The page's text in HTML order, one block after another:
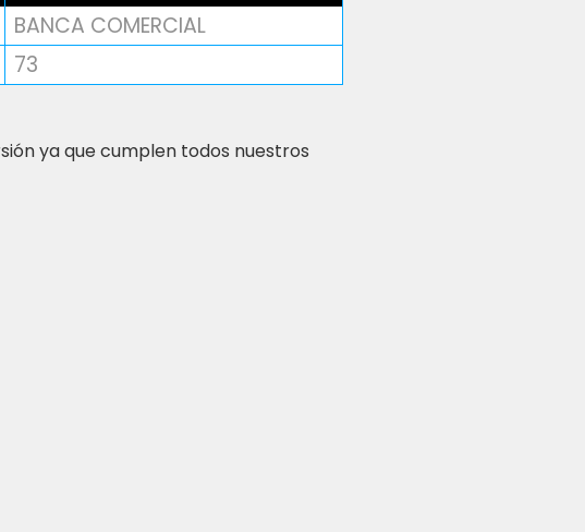
BANCA COMERCIAL
73
ya que cumplen todos nuestros